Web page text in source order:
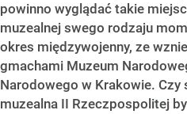
powinno wyglądać takie
muzealnej swego rodzaju
okres międzywojenny, ze
gmachami Muzeum
Narodowego w Krakowie. Czy
muzealna II Rzeczpospolitej